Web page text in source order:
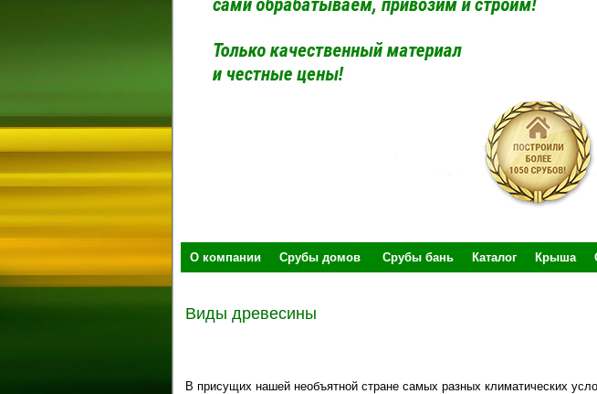
О компании Срубы домов Срубы бань Каталог Крыша
Виды древесины
В присущих нашей необъятной стране самых разных климатических